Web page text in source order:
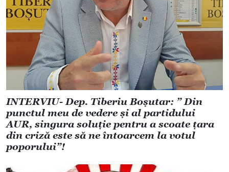
INTERVIU- Dep. Tiberiu Boșutar: ” Din
punctul meu de vedere și al partidului
AUR, singura soluție pentru a scoate țara
din criză este să ne întoarcem la votul
poporului”!